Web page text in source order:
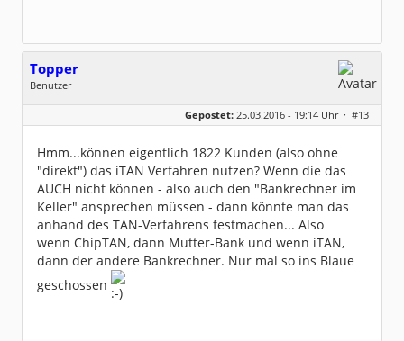
Topper
Benutzer
Geschlecht:
keine Angabe
Dabei seit:
02 / 2014
Gepostet: 25.03.2016 - 19:14 Uhr · #13
Hmm...können eigentlich 1822 Kunden (also ohne
"direkt") das iTAN Verfahren nutzen? Wenn die das
AUCH nicht können - also auch den "Bankrechner im
Keller" ansprechen müssen - dann könnte man das
anhand des TAN-Verfahrens festmachen... Also
wenn ChipTAN, dann Mutter-Bank und wenn iTAN,
dann der andere Bankrechner. Nur mal so ins Blaue
geschossen